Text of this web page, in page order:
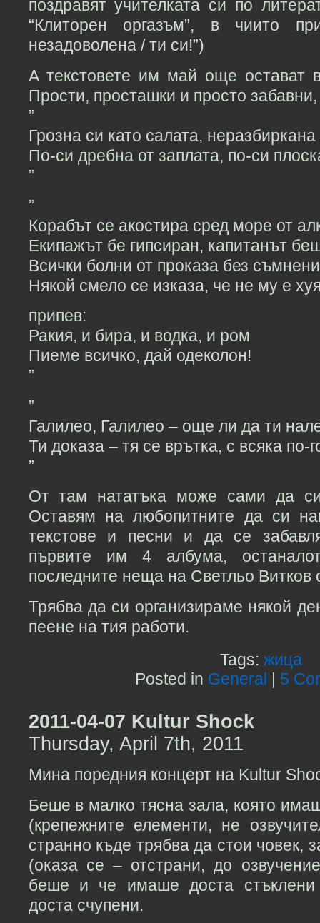
поздравят учителката си по
“Клиторен оргазъм”, в чиито
незадоволена / ти си!”)
А текстовете им май още остават в
Прости, просташки и просто
”
Грозна си като салата, неразбиркана
По-си дребна от заплата, по-си
”
”
Корабът се акостира сред море от
Екипажът бе гипсиран, капитанът
Всички болни от проказа без
Някой смело се изказа, че не му е
припев:
Ракия, и бира, и водка, и ром
Пиеме всичко, дай одеколон!
”
”
Галилео, Галилео – още ли да ти
Ти доказа – тя се врътка, с всяка по-
”
От там нататъка може сами да си
Оставям на любопитните да си
текстове и песни и да се
първите им 4 албума,
последните неща на Светльо Витков
Трябва да си организираме някой
пеене на тия работи.
Tags: жица
Posted in General | 5
2011-04-07 Kultur Shock
Thursday, April 7th, 2011
Мина поредния концерт на Kultur
Беше в малко тясна зала, която
(крепежните елементи, не
странно къде трябва да стои човек,
(оказа се – отстрани, до
беше и че имаше доста стъклени
доста счупени.